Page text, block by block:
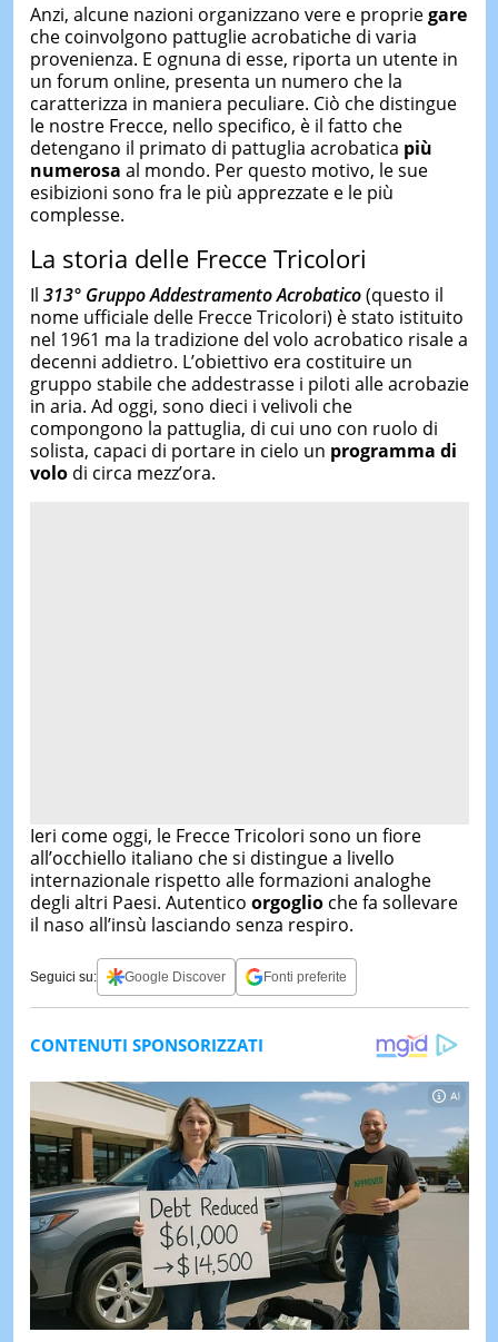
Anzi, alcune nazioni organizzano vere e propriegare
che coinvolgono pattuglie acrobatiche di varia
provenienza. E ognuna di esse, riporta un utente in
un forum online, presenta un numero che la
caratterizza in maniera peculiare. Ciò che distingue
le nostre Frecce, nello specifico, è il fatto che
detengano il primato di pattuglia acrobatica più
numerosa al mondo. Per questo motivo, le sue
esibizioni sono fra le più apprezzate e le più
complesse.
La storia delle Frecce Tricolori
Il 313° Gruppo Addestramento Acrobatico(questo il
nome ufficiale delle Frecce Tricolori) è stato istituito
nel 1961 ma la tradizione del volo acrobatico risale a
decenni addietro. L’obiettivo era costituire un
gruppo stabile che addestrasse i piloti alle acrobazie
in aria. Ad oggi, sono dieci i velivoli che
compongono la pattuglia, di cui uno con ruolo di
solista, capaci di portare in cielo un programma di
volodi circa mezz’ora.
Ieri come oggi, le Frecce Tricolori sono un fiore
all’occhiello italiano che si distingue a livello
internazionale rispetto alle formazioni analoghe
degli altri Paesi. Autentico orgoglioche fa sollevare
il naso all’insù lasciando senza respiro.
Seguici su: Google Discover Fonti preferite